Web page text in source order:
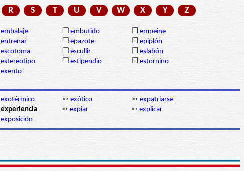
R S T U V W X Y Z
embalaje ❒ embutido ❒ empeine
entrenar ❒ epazote ❒ epiplón
escotoma ❒ escullir ❒ eslabón
estereotipo ❒ estipendio ❒ estornino
exento
exotérmico ➳ exótico ➳ expatriarse
➳ expiar ➳ explicar
exposición